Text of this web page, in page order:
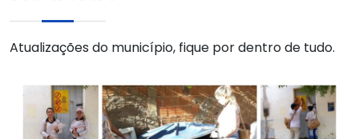
Atualizações do município, fique por dentro de tudo.